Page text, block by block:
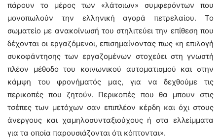
πάρουν το μέρος των «λάτσιων» συμφερόντων που
μονοπωλούν την ελληνική αγορά πετρελαίου. Το
σωματείο με ανακοίνωσή του στηλιτεύει την επίθεση που
δέχονται οι εργαζόμενοι, επισημαίνοντας πως «η επιλογή
συκοφάντησης των εργαζομένων στοχεύει στη γνωστή
πλέον μέθοδο του κοινωνικού αυτοματισμού και στην
κάμψη του φρονήματός μας, για να δεχθούμε τις
περικοπές που ζητούν. Περικοπές που θα μπουν στις
τσέπες των μετόχων σαν επιπλέον κέρδη και όχι στους
άνεργους και χαμηλοσυνταξιούχους ή στα ελλείμματα
για τα οποία παρουσιάζονται ότι κόπτονται».